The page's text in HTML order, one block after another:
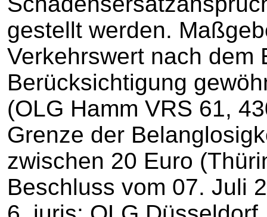
gestellt werden.
Verkehrswert nach dem
Berücksichtigung
(OLG Hamm VRS 61,
Grenze der
zwischen 20 Euro
Beschluss vom 07. Juli